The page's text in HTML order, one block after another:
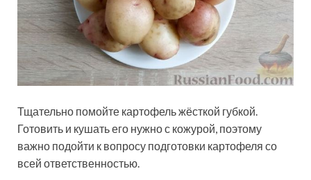
Тщательно помойте картофель жёсткой губкой.
Готовить и кушать его нужно с кожурой, поэтому
важно подойти к вопросу подготовки картофеля со
всей ответственностью.